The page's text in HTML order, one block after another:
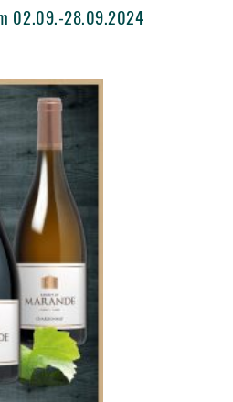
02.09.-28.09.2024